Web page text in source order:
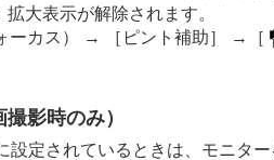
示
拡大表示が解除されます。
ーカス ） → ［ピント補助］ → ［
影時のみ）
設定されているときは、モニタ